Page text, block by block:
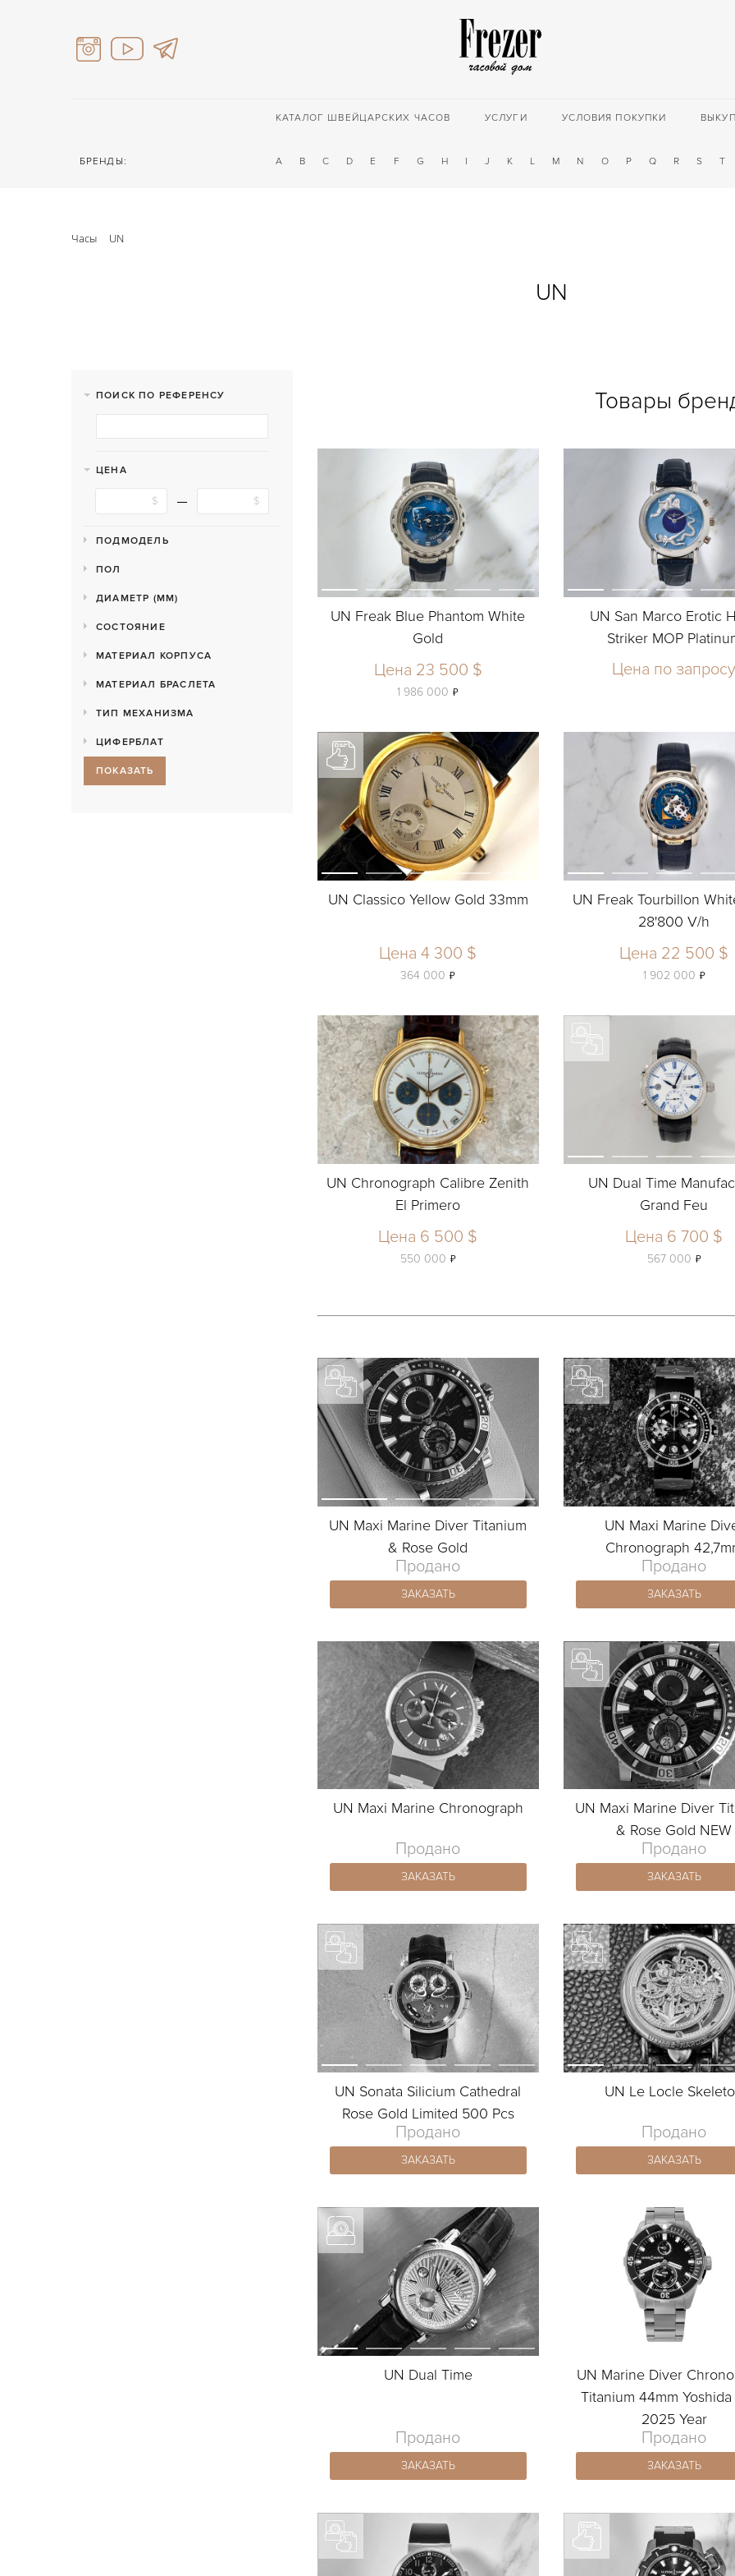
КАТАЛОГ ШВЕЙЦАРСКИХ ЧАСОВ УСЛУГИ УСЛОВИЯ ПОКУПКИ
БРЕНДЫ: A B C D E F G H I J K L M N O P Q R S T
Часы UN
UN
ПОИСК ПО РЕФЕРЕНСУ
ЦЕНА
ПОДМОДЕЛЬ
ПОЛ
ДИАМЕТР (MM)
СОСТОЯНИЕ
МАТЕРИАЛ КОРПУСА
МАТЕРИАЛ БРАСЛЕТА
ТИП МЕХАНИЗМА
ЦИФЕРБЛАТ
ПОКАЗАТЬ
Товары
UN Freak Blue Phantom White
Gold
Цена 23 500 $
1 986 000 ь
UN San Marco Erotic
Striker MOP
Цена по
UN Classico Yellow Gold 33mm
Цена 4 300 $
364 000 ь
UN Freak Tourbillon
28'800 V/h
Цена 22 500 $
1 902 000 ь
UN Chronograph Calibre Zenith
El Primero
Цена 6 500 $
550 000 ь
UN Dual Time
Grand Feu
Цена 6 700 $
567 000 ь
UN Maxi Marine Diver Titanium
& Rose Gold
Продано
ЗАКАЗАТЬ
UN Maxi Marine
Chronograph
Продано
ЗАКАЗАТЬ
UN Maxi Marine Chronograph
Продано
ЗАКАЗАТЬ
UN Maxi Marine Diver
& Rose Gold NEW
Продано
ЗАКАЗАТЬ
UN Sonata Silicium Cathedral
Rose Gold Limited 500 Pcs
Продано
ЗАКАЗАТЬ
UN Le Locle
Продано
ЗАКАЗАТЬ
UN Dual Time
Продано
ЗАКАЗАТЬ
UN Marine Diver
Titanium 44mm
2025 Year
Продано
ЗАКАЗАТЬ